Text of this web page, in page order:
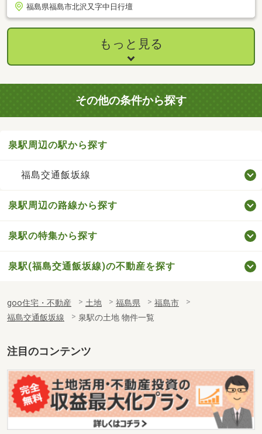
福島県福島市北沢又字中日行壇
もっと見る
その他の条件から探す
泉駅周辺の駅から探す
福島交通飯坂線
泉駅周辺の路線から探す
泉駅の特集から探す
泉駅(福島交通飯坂線)の不動産を探す
goo住宅・不動産 土地 福島県
福島市
福島交通飯坂線
泉駅の土地 物件一覧
注目のコンテンツ